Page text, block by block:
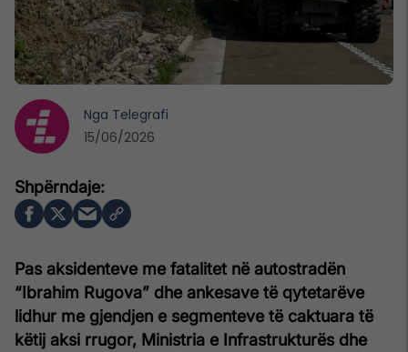
Pas aksidenteve me fatalitet në autostradën
“Ibrahim Rugova” dhe ankesave të qytetarëve
lidhur me gjendjen e segmenteve të caktuara të
këtij aksi rrugor, Ministria e Infrastrukturës dhe
Nga Telegrafi
15/06/2026